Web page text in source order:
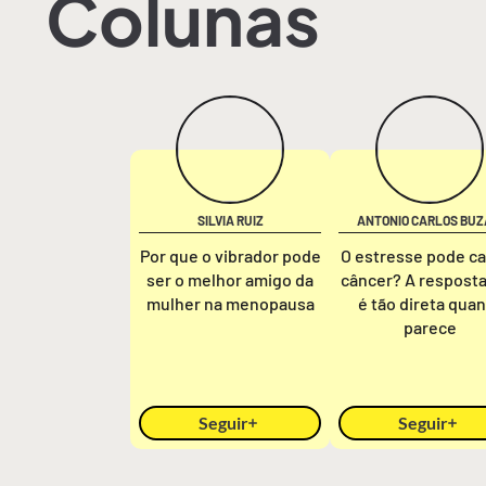
Colunas
SILVIA RUIZ
Por que o vibrador pode
ser o melhor amigo da
mulher na menopausa
Seguir
ANTONIO CARLOS
O estresse pode
câncer? A
é tão direta
parece
Seguir